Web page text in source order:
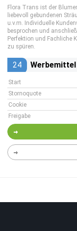
Flora Trans ist der
liebevoll gebundenen
u.v.m. Individuelle
besprochen und
Perfektion und Fachliche
zu spüren.
24 Werbemittel
Start
Stornoquote
Cookie
Freigabe